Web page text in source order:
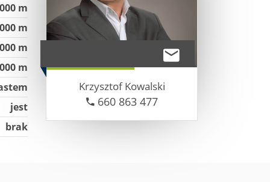
m
m
m
m
jest
brak
KrzysztofKowalski
660 863 477